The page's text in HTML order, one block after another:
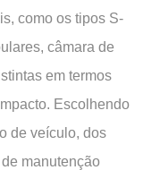
como os tipos S-
câmara de
em termos
Escolhendo
de veículo, dos
manutenção